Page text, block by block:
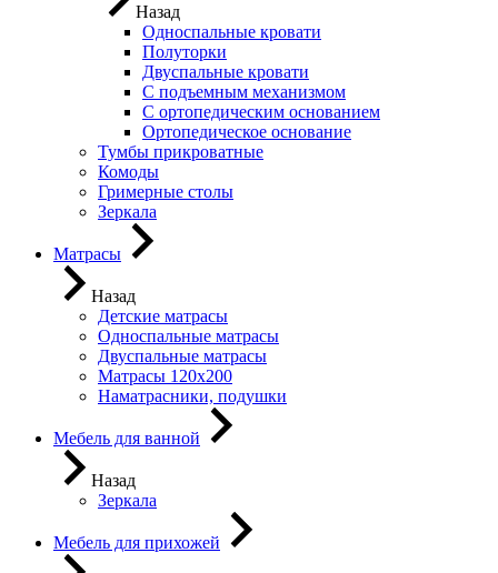
Назад
Односпальные кровати
Полуторки
Двуспальные кровати
С подъемным механизмом
С ортопедическим основанием
Ортопедическое основание
Тумбы прикроватные
Комоды
Гримерные столы
Зеркала
Матрасы
Назад
Детские матрасы
Односпальные матрасы
Двуспальные матрасы
Матрасы 120х200
Наматрасники, подушки
Мебель для ванной
Назад
Зеркала
Мебель для прихожей